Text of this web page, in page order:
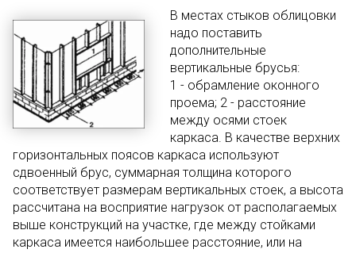
В местах стыков облицовки
надо поставить
дополнительные
вертикальные брусья:
1 - обрамление оконного
проема; 2 - расстояние
между осями стоек
каркаса. В качестве верхних
горизонтальных поясов каркаса используют
сдвоенный брус, суммарная толщина которого
соответствует размерам вертикальных стоек, а высота
рассчитана на восприятие нагрузок от располагаемых
выше конструкций на участке, где между стойками
каркаса имеется наибольшее расстояние, или на